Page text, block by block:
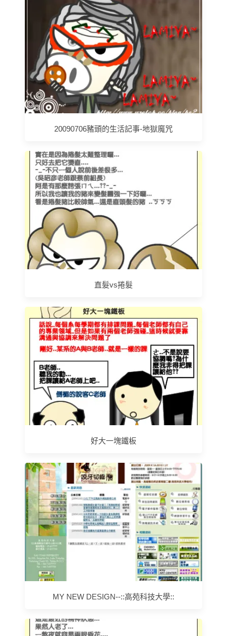
20090706豬頭的生活記事-地獄魔咒
直髮vs捲髮
好大一塊鐵板
MY NEW DESIGN--::高苑科技大學::